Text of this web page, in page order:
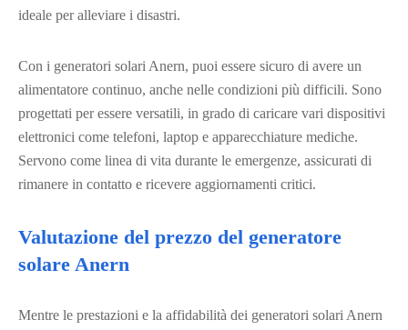
ideale per alleviare i disastri.
Con i generatori solari Anern, puoi essere sicuro di avere un
alimentatore continuo, anche nelle condizioni più difficili. Sono
progettati per essere versatili, in grado di caricare vari dispositivi
elettronici come telefoni, laptop e apparecchiature mediche.
Servono come linea di vita durante le emergenze, assicurati di
rimanere in contatto e ricevere aggiornamenti critici.
Valutazione del prezzo del generatore
solare Anern
Mentre le prestazioni e la affidabilità dei generatori solari Anern